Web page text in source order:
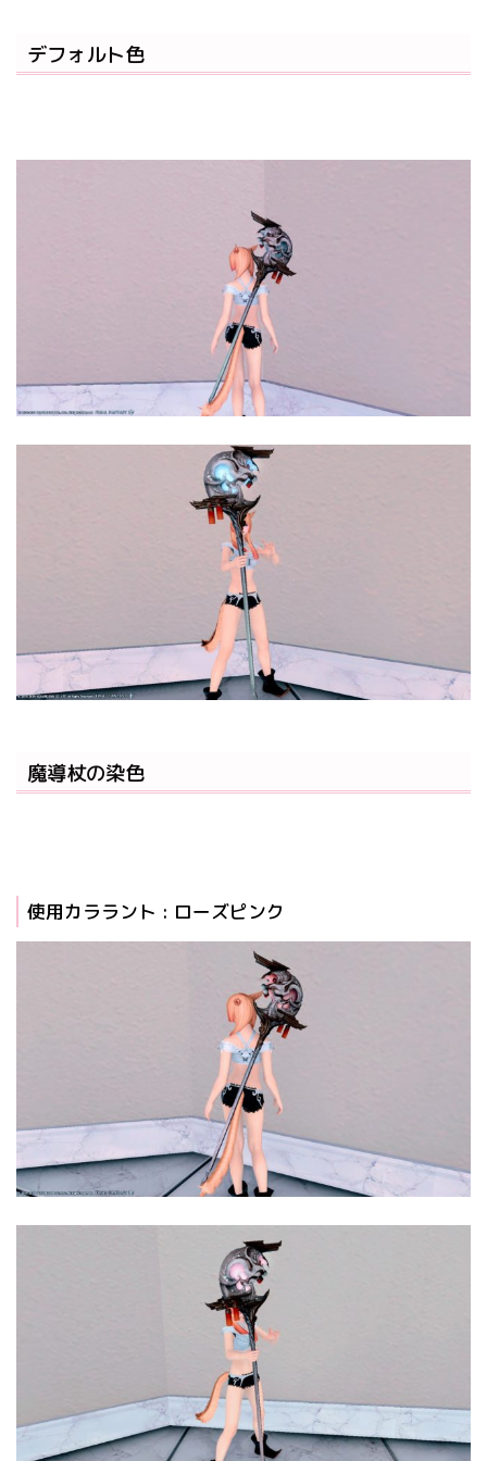
デフォルト色
魔導杖の染色
使用カララント : ローズピンク